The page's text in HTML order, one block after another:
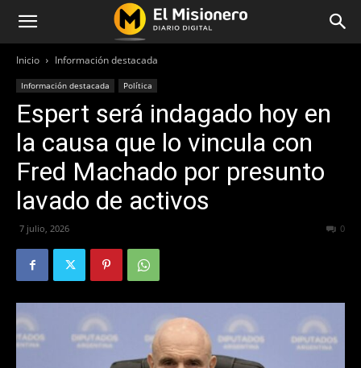
Inicio Información destacada
Información destacada Política
Espert será indagado hoy en
la causa que lo vincula con
Fred Machado por presunto
lavado de activos
7 julio, 2026 0